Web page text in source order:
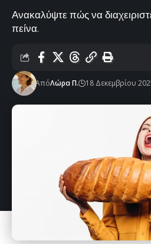
Ανακαλύψτε πώς να
πείνα.
ΑπόΛώρα Π. 18 Δεκεμβρίου